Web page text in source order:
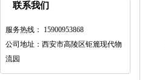
联系我们
服务热线： 15900953868
公司地址：西安市高陵区钜簏现代物
流园